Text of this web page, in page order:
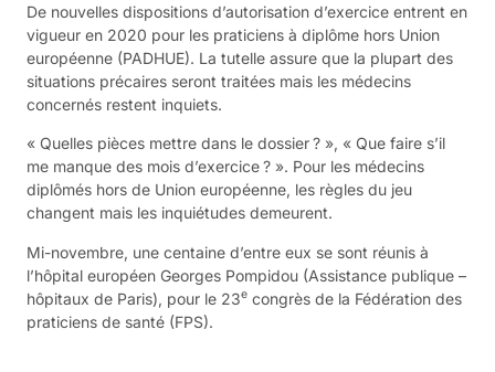
De nouvelles dispositions d’autorisation d’exercice entrent en
vigueur en 2020 pour les praticiens à diplôme hors Union
européenne (PADHUE). La tutelle assure que la plupart des
situations précaires seront traitées mais les médecins
concernés restent inquiets.
« Quelles pièces mettre dans le dossier ? », « Que faire s’il
me manque des mois d’exercice ? ». Pour les médecins
diplômés hors de Union européenne, les règles du jeu
changent mais les inquiétudes demeurent.
Mi-novembre, une centaine d’entre eux se sont réunis à
l’hôpital européen Georges Pompidou (Assistance publique –
hôpitaux de Paris), pour le 23e congrès de la Fédération des
praticiens de santé (FPS).